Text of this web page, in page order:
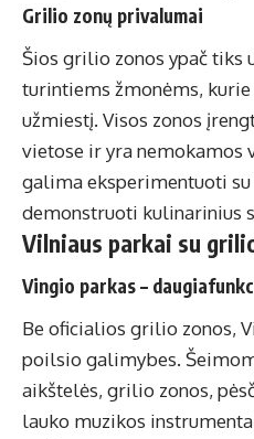
Grilio zonų privalumai
Šios grilio zonos ypač
turintiems žmonėms,
užmiestį. Visos zonos
vietose ir yra nemokamos
galima eksperimentuoti
demonstruoti kulinarinius
Vilniaus parkai su
Vingio parkas –
Be oficialios grilio zonos,
poilsio galimybes.
aikštelės, grilio zonos,
lauko muzikos